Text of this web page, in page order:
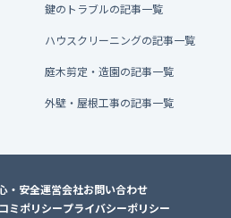
鍵のトラブルの記事一覧
ハウスクリーニングの記事一覧
庭木剪定・造園の記事一覧
外壁・屋根工事の記事一覧
・安全運営会社お問い合わせ
ミポリシープライバシーポリシー